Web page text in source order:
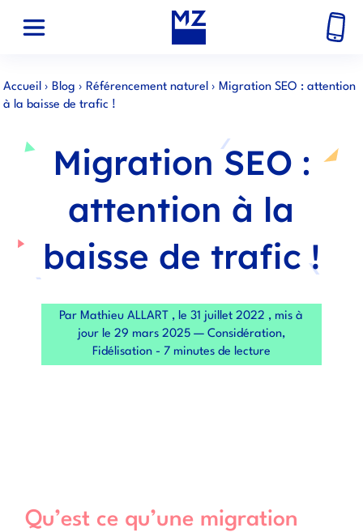
Accueil ›Blog ›Référencement naturel ›Migration SEO : attention
à la baisse de trafic !
Migration SEO :
attention à la
baisse de trafic !
Par Mathieu ALLART , le 31 juillet 2022 , mis à
jour le 29 mars 2025 — Considération,
Fidélisation - 7 minutes de lecture
Qu’est ce qu’une migration